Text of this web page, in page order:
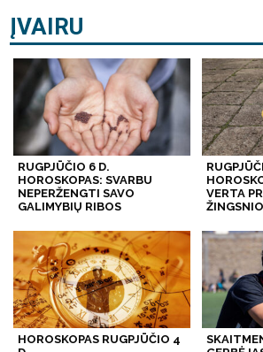
ĮVAIRU
RUGPJŪČIO 6 D.
HOROSKOPAS: SVARBU
NEPERŽENGTI SAVO
GALIMYBIŲ RIBOS
VERTA
ŽINGSNIO
HOROSKOPAS RUGPJŪČIO 4